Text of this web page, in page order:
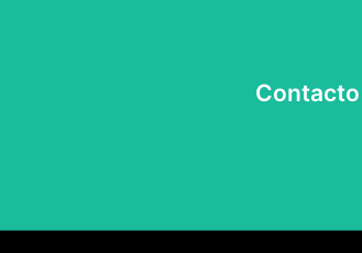
Contacto